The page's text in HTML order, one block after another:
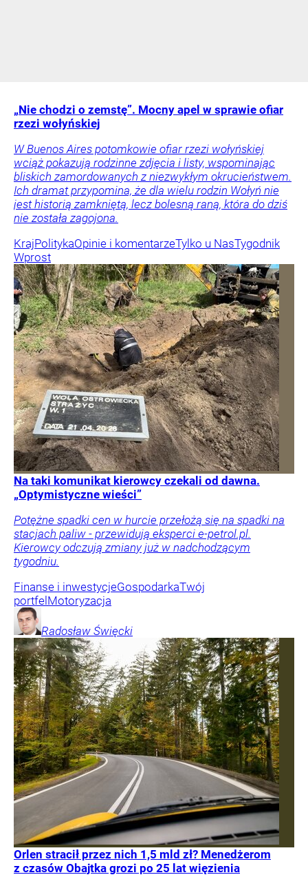
„Nie chodzi o zemstę”. Mocny apel w sprawie ofiar
rzezi wołyńskiej
W Buenos Aires potomkowie ofiar rzezi wołyńskiej
wciąż pokazują rodzinne zdjęcia i listy, wspominając
bliskich zamordowanych z niezwykłym okrucieństwem.
Ich dramat przypomina, że dla wielu rodzin Wołyń nie
jest historią zamkniętą, lecz bolesną raną, która do dziś
nie została zagojona.
KrajPolitykaOpinie i komentarzeTylko u NasTygodnik
Wprost
Na taki komunikat kierowcy czekali od dawna.
„Optymistyczne wieści”
Potężne spadki cen w hurcie przełożą się na spadki na
stacjach paliw - przewidują eksperci e-petrol.pl.
Kierowcy odczują zmiany już w nadchodzącym
tygodniu.
Finanse i inwestycjeGospodarkaTwój
portfel Motoryzacja
Radosław Święcki
Orlen stracił przez nich 1,5 mld zł? Menedżerom
z czasów Obajtka grozi po 25 lat więzienia